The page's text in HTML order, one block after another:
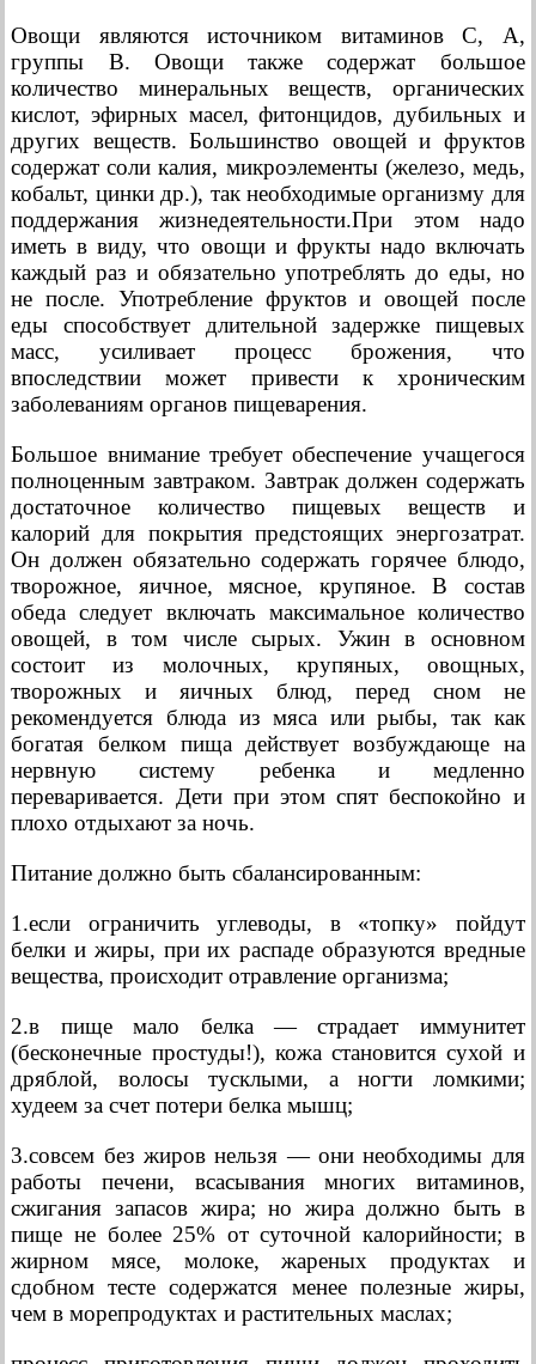
Овощи являются источником витаминов С, А,
группы В. Овощи также содержат большое
количество минеральных веществ, органических
кислот, эфирных масел, фитонцидов, дубильных и
других веществ. Большинство овощей и фруктов
содержат соли калия, микроэлементы (железо, медь,
кобальт, цинки др.), так необходимые организму для
поддержания жизнедеятельности.При этом надо
иметь в виду, что овощи и фрукты надо включать
каждый раз и обязательно употреблять до еды, но
не после. Употребление фруктов и овощей после
еды способствует длительной задержке пищевых
масс, усиливает процесс брожения, что
впоследствии может привести к хроническим
заболеваниям органов пищеварения.
Большое внимание требует обеспечение учащегося
полноценным завтраком. Завтрак должен содержать
достаточное количество пищевых веществ и
калорий для покрытия предстоящих энергозатрат.
Он должен обязательно содержать горячее блюдо,
творожное, яичное, мясное, крупяное. В состав
обеда следует включать максимальное количество
овощей, в том числе сырых. Ужин в основном
состоит из молочных, крупяных, овощных,
творожных и яичных блюд, перед сном не
рекомендуется блюда из мяса или рыбы, так как
богатая белком пища действует возбуждающе на
нервную систему ребенка и медленно
переваривается. Дети при этом спят беспокойно и
плохо отдыхают за ночь.
Питание должно быть сбалансированным:
1.если ограничить углеводы, в «топку» пойдут
белки и жиры, при их распаде образуются вредные
вещества, происходит отравление организма;
2.в пище мало белка — страдает иммунитет
(бесконечные простуды!), кожа становится сухой и
дряблой, волосы тусклыми, а ногти ломкими;
худеем за счет потери белка мышц;
3.совсем без жиров нельзя — они необходимы для
работы печени, всасывания многих витаминов,
сжигания запасов жира; но жира должно быть в
пище не более 25% от суточной калорийности; в
жирном мясе, молоке, жареных продуктах и
сдобном тесте содержатся менее полезные жиры,
чем в морепродуктах и растительных маслах;